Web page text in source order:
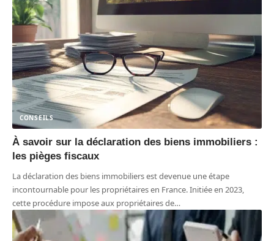
CONSEILS
À savoir sur la déclaration des biens immobiliers :
les pièges fiscaux
La déclaration des biens immobiliers est devenue une étape
incontournable pour les propriétaires en France. Initiée en 2023,
cette procédure impose aux propriétaires de…